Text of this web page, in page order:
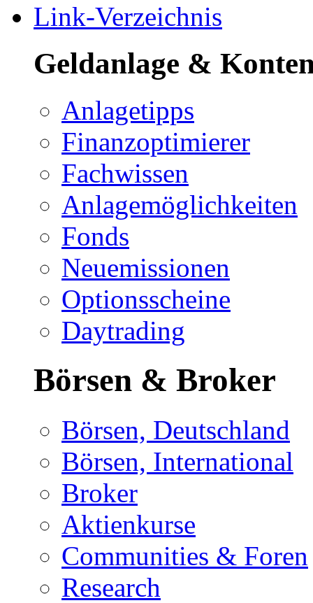
Link-Verzeichnis
Geldanlage &
Anlagetipps
Finanzoptimierer
Fachwissen
Anlagemöglichkeiten
Fonds
Neuemissionen
Optionsscheine
Daytrading
Börsen & Broker
Börsen, Deutschland
Börsen, International
Broker
Aktienkurse
Communities & Foren
Research